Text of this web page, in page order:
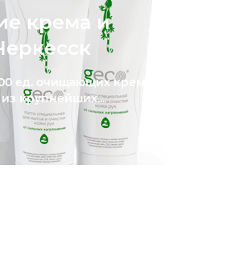
крема и
ед. очищающих кремов
из крупнейших...